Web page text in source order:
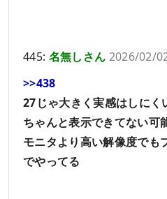
445: 名無しさん 2026/02/
>>438
27じゃ大きく実感はしに
ちゃんと表示できてない可
モニタより高い解像度でも
でやってる